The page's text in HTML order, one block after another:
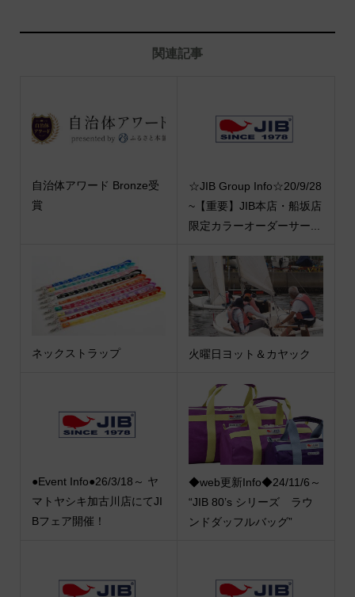
関連記事
自治体アワード Bronze受
賞
☆JIB Group Info☆20/9/28
~【重要】JIB本店・船坂店
限定カラーオーダーサー...
ネックストラップ 火曜日ヨット＆カヤック
●Event Info●26/3/18～ ヤ
マトヤシキ加古川店にてJI
Bフェア開催！
◆web更新Info◆24/11/6～
“JIB 80’s シリーズ ラウ
ンドダッフルバッグ”